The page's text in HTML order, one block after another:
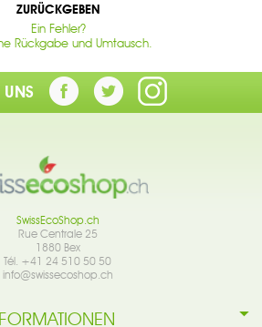
ZURÜCKGEBEN
Ein Fehler?
Rückgabe und Umtausch.
SwissEcoShop.ch
Rue Centrale 25
1880 Bex
Tél. +41 24 510 50 50
info@swissecoshop.ch